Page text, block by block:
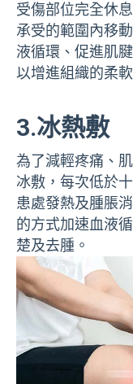
受傷部位完全休
承受的範圍內移
液循環、促進肌
以增進組織的柔
3.冰熱敷
為了減輕疼痛、
冰敷，每次低於
患處發熱及腫脹
的方式加速血液
楚及去腫。